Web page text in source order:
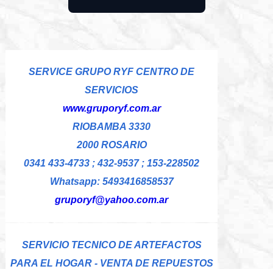
SERVICE GRUPO RYF CENTRO DE
SERVICIOS
www.gruporyf.com.ar
RIOBAMBA 3330
2000 ROSARIO
0341 433-4733 ; 432-9537 ; 153-228502
Whatsapp: 5493416858537
gruporyf@yahoo.com.ar
SERVICIO TECNICO DE ARTEFACTOS
PARA EL HOGAR - VENTA DE REPUESTOS